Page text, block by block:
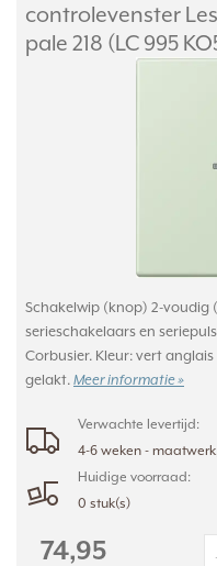
controlevenster
pale 218 (LC 995
Schakelwip (knop) 2-voudig
serieschakelaars en
Corbusier. Kleur: vert
gelakt. Meer informatie »
Verwachte levertijd:
4-6 weken -
Huidige voorraad:
0 stuk(s)
74,95